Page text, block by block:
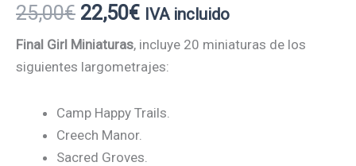
25,00€ 22,50€ IVA incluido
Final Girl Miniaturas, incluye 20 miniaturas de los
siguientes largometrajes:
Camp Happy Trails.
Creech Manor.
Sacred Groves.